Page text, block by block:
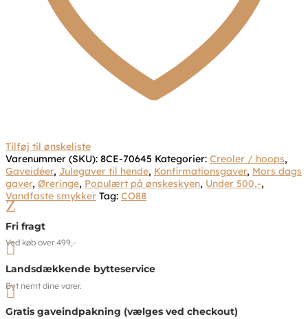
Tilføj til ønskeliste
Varenummer (SKU): 8CE-70645 Kategorier: Creoler / hoops,
Gaveidéer, Julegaver til hende, Konfirmationsgaver, Mors dags
gaver, Øreringe, Populært på ønskeskyen, Under 500,-,
Vandfaste smykker Tag: CO88
Z
Fri fragt
Ved køb over 499,-

Landsdækkende bytteservice
Byt nemt dine varer.

Gratis gaveindpakning (vælges ved checkout)